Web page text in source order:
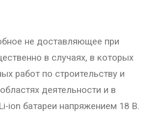
не доставляющее при
в случаях, в которых
работ по строительству и
деятельности и в
ion батареи напряжением 18 В.